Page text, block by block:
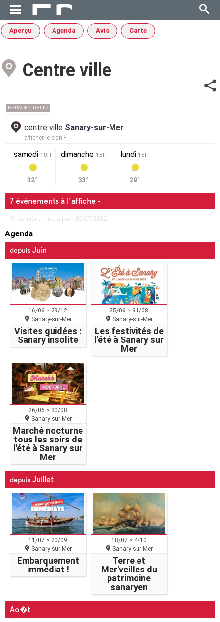
Aperçu Agenda Avis Carte
Centre ville
ESPACE PUBLIC
centre ville Sanary-sur-Mer
afficher le plan
samedi 18H
32°
dimanche 15H
33°
lundi 15H
29°
7 événements à l'affiche
dernière mise à jour: 06/07/2022
Agenda
depuis Juin
16/06 > 29/12
Sanary-sur-Mer
Visites guidées :
Sanary insolite
25/06 > 31/08
Sanary-sur-Mer
Les festivités de
l'été à Sanary sur
Mer
26/06 > 30/08
Sanary-sur-Mer
Marché nocturne
tous les soirs de
l'été à Sanary sur
Mer
depuis Juillet
11/07 > 20/09
Sanary-sur-Mer
Embarquement
immédiat !
18/07 > 4/10
Sanary-sur-Mer
Terre et
Mer'veilles du
patrimoine
sanaryen
Ao�t